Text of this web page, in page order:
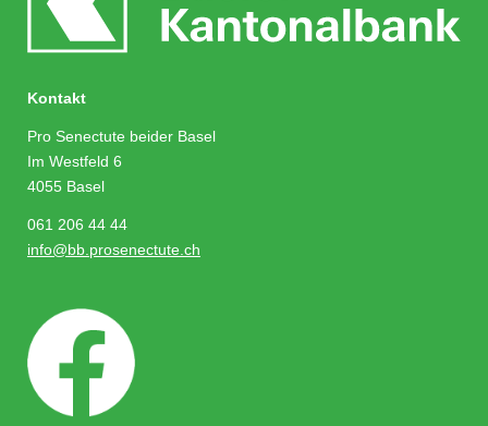
Kontakt
Pro Senectute beider Basel
Im Westfeld 6
4055 Basel
061 206 44 44
info@bb.prosenectute.ch